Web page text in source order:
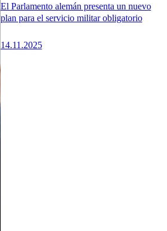
El Parlamento alemán presenta un nuevo
plan para el servicio militar obligatorio
14.11.2025